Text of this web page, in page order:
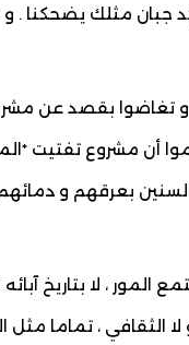
جبان مثلك يضحكنا . و
تغاضوا بقصد عن
بعرقهم و
، لا بتاريخ
لا الثقافي ، تماما